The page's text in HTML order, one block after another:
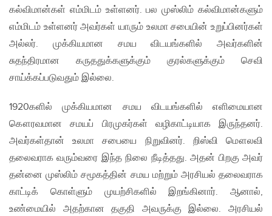
கல்விமான்கள் எம்மிடம் உள்ளனர். பல முஸ்லிம் கல்விமான்களும்
எம்மிடம் உள்ளனர் அவர்கள் யாரும் உலமா சபையின் உறுப்பினர்கள்
அல்லர். முக்கியமான சமய விடயங்களில் அவர்களின்
சுதந்திரமான கருததுக்களுக்கும் குரல்களுக்கும் செவி
சாய்க்கப்படுவதும் இல்லை.
1920களில் முக்கியமான சமய விடயங்களில் எளிமையான
கௌரவமான சமயப் பிரமுகர்கள் வழிகாட்டியாக இருந்தனர்.
அவர்கள்தான் உலமா சபையை நிறுவினர். றிஸ்வி மௌலவி
தலைவராக வரும்வரை இந்த நிலை நீடித்தது. அதன் பிறகு அவர்
தன்னை முஸ்லிம் சமூகத்தின் சமய மற்றும் அரசியல் தலைவராக
காட்டிக் கொள்ளும் முயற்சிகளில் இறங்கினார். ஆனால்,
உண்மையில் அதற்கான தகுதி அவருக்கு இல்லை. அரசியல்